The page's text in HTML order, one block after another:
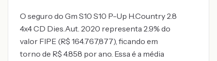
O seguro do Gm S10 S10 P-Up H.Country 2.8
4x4 CD Dies.Aut. 2020 representa 2.9% do
valor FIPE (R$ 164.767,877), ficando em
torno de R$ 4.858 por ano. Essa é a média